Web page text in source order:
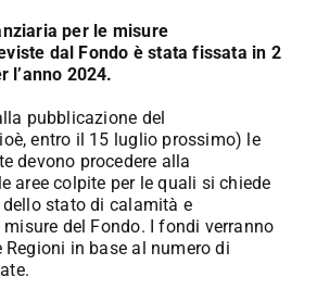
per le misure
dal Fondo è stata fissata in 2
l’anno 2024.
pubblicazione del
entro il 15 luglio prossimo) le
devono procedere alla
aree colpite per le quali si chiede
stato di calamità e
misure del Fondo. I fondi verranno
in base al numero di